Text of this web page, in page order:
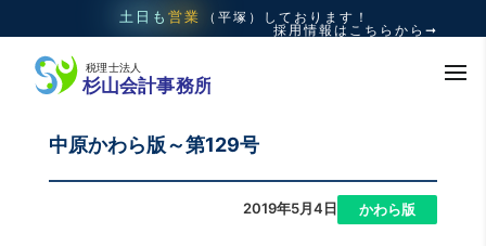
土日も 営業 （平塚）
しております！
採用情報はこちらから➞
中原かわら版～第129号
2019年5月4日 かわら版